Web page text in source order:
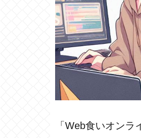
「Web食いオン